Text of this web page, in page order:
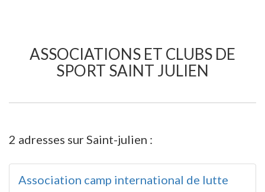
ASSOCIATIONS ET CLUBS DE
SPORT SAINT JULIEN
2 adresses sur Saint-julien :
Association camp international de lutte